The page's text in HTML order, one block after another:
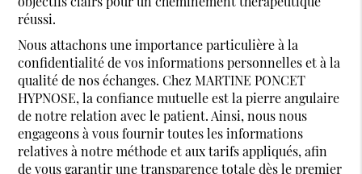
réussi.
Nous attachons une importance particulière à la
confidentialité de vos informations personnelles et à la
qualité de nos échanges. Chez MARTINE PONCET
HYPNOSE, la confiance mutuelle est la pierre angulaire
de notre relation avec le patient. Ainsi, nous nous
engageons à vous fournir toutes les informations
relatives à notre méthode et aux tarifs appliqués, afin
de vous garantir une transparence totale dès le premier